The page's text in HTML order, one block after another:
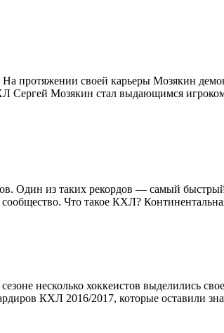
протяжении своей карьеры Мозякин
Сергей Мозякин стал выдающимся
Один из таких рекордов — самый
Что такое КХЛ?
несколько хоккеистов выделились
КХЛ 2016/2017, которые оставили